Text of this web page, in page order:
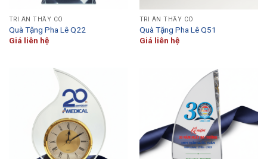
TRI ÂN THẦY CÔ
Quà Tặng Pha Lê Q22
Giá liên hệ
TRI ÂN THẦY CÔ
Quà Tặng Pha Lê Q51
Giá liên hệ